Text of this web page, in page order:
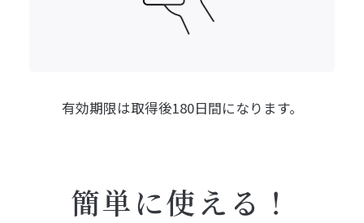
有効期限は取得後180日間になります。
簡単に使える！